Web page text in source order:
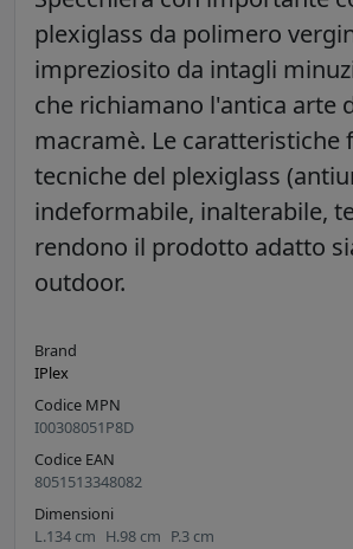
plexiglass da polimero
impreziosito da intagli
che richiamano l'antica arte
macramè. Le caratteristiche
tecniche del plexiglass
indeformabile, inalterabile,
rendono il prodotto adatto
outdoor.
Brand
IPlex
Codice MPN
I00308051P8D
Codice EAN
8051513348082
Dimensioni
L.134 cm H.98 cm P.3 cm